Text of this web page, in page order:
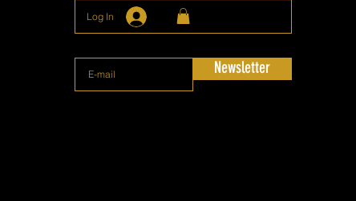
Log In
Newsletter